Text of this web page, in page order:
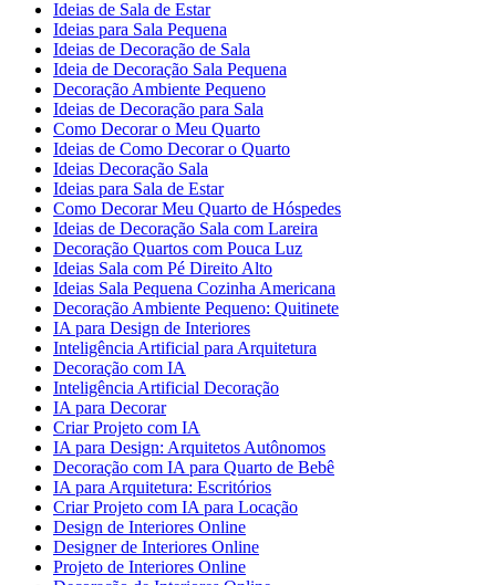
Ideias de Sala de Estar
Ideias para Sala Pequena
Ideias de Decoração de Sala
Ideia de Decoração Sala Pequena
Decoração Ambiente Pequeno
Ideias de Decoração para Sala
Como Decorar o Meu Quarto
Ideias de Como Decorar o Quarto
Ideias Decoração Sala
Ideias para Sala de Estar
Como Decorar Meu Quarto de Hóspedes
Ideias de Decoração Sala com Lareira
Decoração Quartos com Pouca Luz
Ideias Sala com Pé Direito Alto
Ideias Sala Pequena Cozinha Americana
Decoração Ambiente Pequeno: Quitinete
IA para Design de Interiores
Inteligência Artificial para Arquitetura
Decoração com IA
Inteligência Artificial Decoração
IA para Decorar
Criar Projeto com IA
IA para Design: Arquitetos Autônomos
Decoração com IA para Quarto de Bebê
IA para Arquitetura: Escritórios
Criar Projeto com IA para Locação
Design de Interiores Online
Designer de Interiores Online
Projeto de Interiores Online